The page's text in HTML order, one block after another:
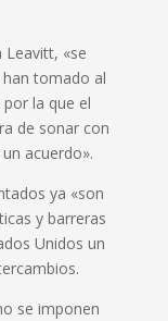
Leavitt, «se
tomado al
la que el
de sonar con
acuerdo».
ya «son
y barreras
Unidos un
se imponen